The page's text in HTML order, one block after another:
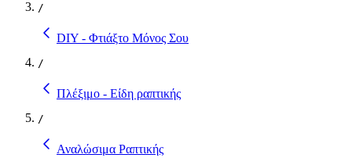
/
DIY - Φτιάξτο Μόνος Σου
/
Πλέξιμο - Είδη ραπτικής
/
Αναλώσιμα Ραπτικής